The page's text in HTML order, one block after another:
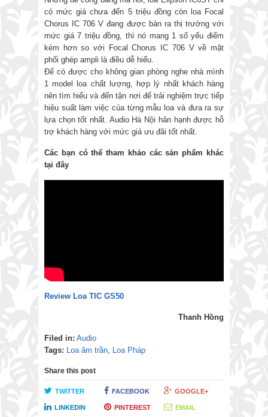
có mức giá chưa đến 5 triệu đồng còn loa Focal
Chorus IC 706 V đang được bán ra thị trường với
mức giá 7 triệu đồng, thì nó mang 1 số yếu điểm
kém hơn so với Focal Chorus IC 706 V về mặt
phối ghép ampli là điều dễ hiểu.
Để có được cho không gian phòng nghe nhà mình
1 model loa chất lượng, hợp lý nhất khách hàng
nên tìm hiểu và đến tận nơi để trải nghiệm trực tiếp
hiệu suất làm việc của từng mẫu loa và đưa ra sự
lựa chọn tốt nhất. Audio Hà Nội hân hạnh được hỗ
trợ khách hàng với mức giá ưu đãi tốt nhất.
Các bạn có thể tham khảo các sản phẩm khác
tại đây
Review Loa TIC GS50
Thanh Hồng
Filed in: Audio
Tags:
Loa âm trần Loa Pháp
Share this post
TWITTER FACEBOOK GOOGLE+
LINKEDIN PINTEREST EMAIL